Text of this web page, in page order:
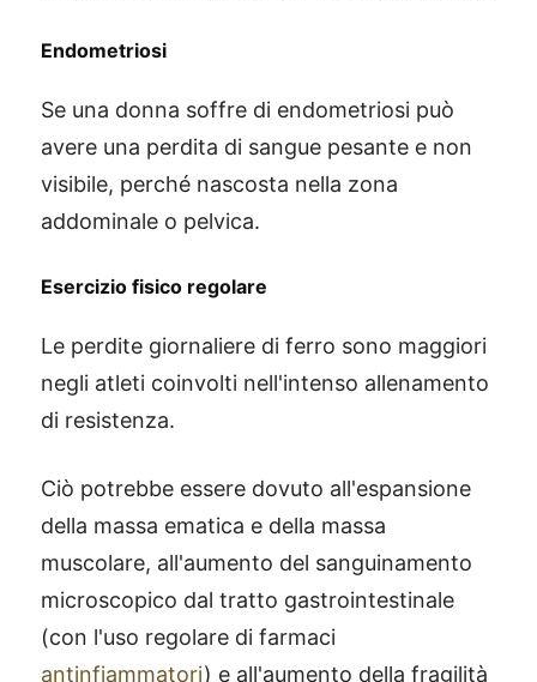
Endometriosi
Se una donna soffre di endometriosi può
avere una perdita di sangue pesante e non
visibile, perché nascosta nella zona
addominale o pelvica.
Esercizio fisico regolare
Le perdite giornaliere di ferro sono maggiori
negli atleti coinvolti nell'intenso allenamento
di resistenza.
Ciò potrebbe essere dovuto all'espansione
della massa ematica e della massa
muscolare, all'aumento del sanguinamento
microscopico dal tratto gastrointestinale
(con l'uso regolare di farmaci
antinfiammatori) e all'aumento della fragilità